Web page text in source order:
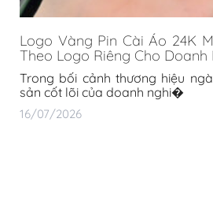
Logo Vàng Pin Cài Áo 24K
Theo Logo Riêng Cho Doanh
Trong bối cảnh thương hiệu
sản cốt lõi của doanh nghi�
16/07/2026